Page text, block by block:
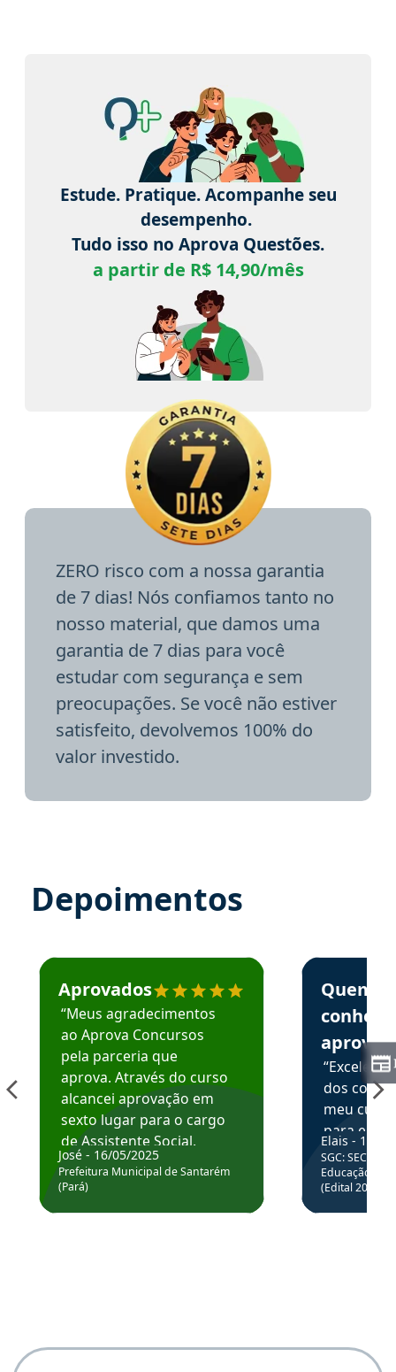
Estude. Pratique. Acompanhe seu
desempenho.
Tudo isso no Aprova Questões.
a partir de R$ 14,90/mês
ZERO risco com a nossa garantia
de 7 dias! Nós confiamos tanto no
nosso material, que damos uma
garantia de 7 dias para você
estudar com segurança e sem
preocupações. Se você não estiver
satisfeito, devolvemos 100% do
valor investido.
Depoimentos
Estudante José recomenda o Aprova Concursos em
Aprovados
“Meus agradecimentos
ao Aprova Concursos
pela parceria que
aprova. Através do curso
alcancei aprovação em
sexto lugar para o cargo
de Assistente Social.
Hoje estou atuando na
Prefeitura de Santarém.
José - 16/05/2025
Prefeitura Municipal de Santarém
(Pará)
Estudante
Quem
aprova
dos
meu
para
colocar
através
de
Elais - 15/
SGC: SEC BA
Educação
(Edital